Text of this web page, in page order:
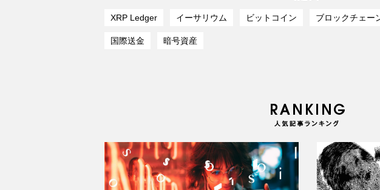
XRP Ledger イーサリウム ビットコイン ブロックチェー
国際送金 暗号資産